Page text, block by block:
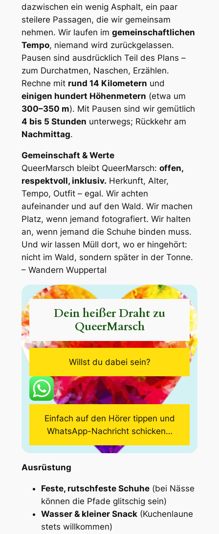
dazwischen ein wenig Asphalt, ein paar
steilere Passagen, die wir gemeinsam
nehmen. Wir laufen im gemeinschaftlichen
Tempo, niemand wird zurückgelassen.
Pausen sind ausdrücklich Teil des Plans –
zum Durchatmen, Naschen, Erzählen.
Rechne mit rund 14 Kilometern und
einigen hundert Höhenmetern (etwa um
300–350 m). Mit Pausen sind wir gemütlich
4 bis 5 Stunden unterwegs; Rückkehr am
Nachmittag.
Gemeinschaft & Werte
QueerMarsch bleibt QueerMarsch: offen,
respektvoll, inklusiv. Herkunft, Alter,
Tempo, Outfit – egal. Wir achten
aufeinander und auf den Wald. Wir machen
Platz, wenn jemand fotografiert. Wir halten
an, wenn jemand die Schuhe binden muss.
Und wir lassen Müll dort, wo er hingehört:
nicht im Wald, sondern später in der Tonne.
– Wandern Wuppertal
Dein heißer Draht zu
QueerMarsch
Willst du dabei sein?
Einfach auf den Hörer tippen und
WhatsApp-Nachricht schicken…
Ausrüstung
Feste, rutschfeste Schuhe(bei Nässe
können die Pfade glitschig sein)
Wasser & kleiner Snack(Kuchenlaune
stets willkommen)